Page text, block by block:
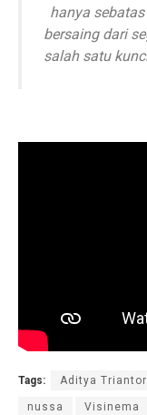
hanya
bersaing dari
salah satu
Tags: Aditya
nussa Visinema